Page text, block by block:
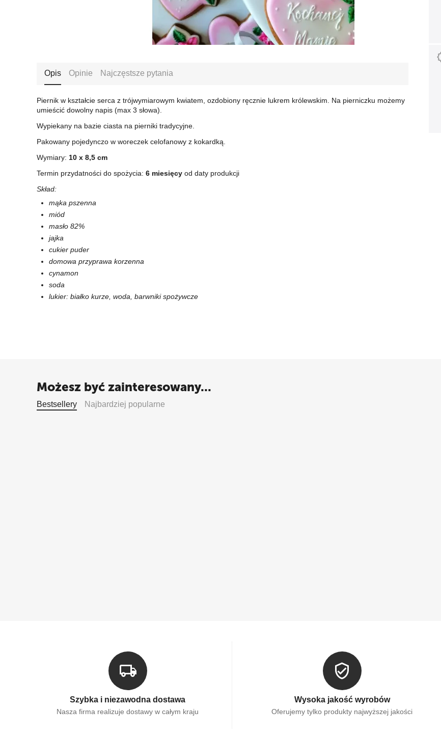
Opis Opinie Najczęstsze pytania
Piernik w kształcie serca z trójwymiarowym kwiatem, ozdobiony ręcznie lukrem królewskim. Na pierniczku możemy
umieścić dowolny napis (max 3 słowa).
Wypiekany na bazie ciasta na pierniki tradycyjne.
Pakowany pojedynczo w woreczek celofanowy z kokardką.
Wymiary: 10 x 8,5 cm
Termin przydatności do spożycia: 6 miesięcy od daty produkcji
Skład:
mąka pszenna
miód
masło 82%
jajka
cukier puder
domowa przyprawa korzenna
cynamon
soda
lukier: białko kurze, woda, barwniki spożywcze
Możesz być zainteresowany...
Bestsellery Najbardziej popularne
Szybka i niezawodna dostawa
Nasza firma realizuje dostawy w całym kraju
Wysoka jakość wyrobów
Oferujemy tylko produkty najwyższej jakości